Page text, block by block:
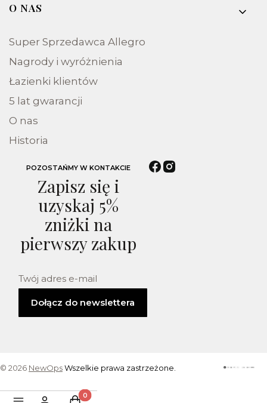
O NAS
Super Sprzedawca Allegro
Nagrody i wyróżnienia
Łazienki klientów
5 lat gwarancji
O nas
Historia
POZOSTAŃMY W KONTAKCIE
Zapisz się i
uzyskaj 5%
zniżki na
pierwszy zakup
Twój adres e-mail
Dołącz do newslettera
© 2026 NewOpsWszelkie prawa zastrzeżone.
Produkty w koszyku: 0. Zobacz szczegóły